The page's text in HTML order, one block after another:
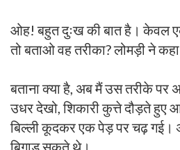
ओह! बहुत दुःख की बात है। केवल
तो बताओ वह तरीका? लोमड़ी ने
बताना क्या है, अब मैं उस तरीके पर
उधर देखो, शिकारी कुत्ते दौड़ते
बिल्ली कूदकर एक पेड़ पर चढ़ गई।
बिगाड़ सकते थे।